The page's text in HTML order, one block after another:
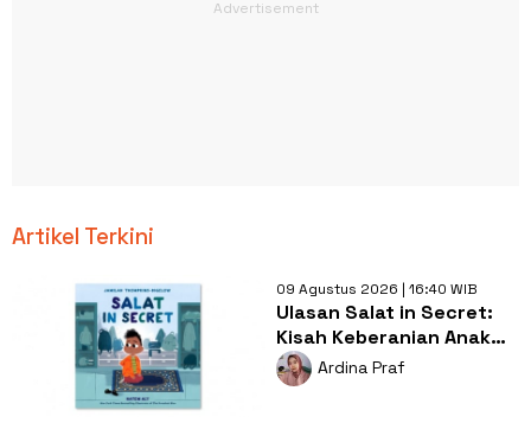
Artikel Terkini
09 Agustus 2026 | 16:40 WIB
Ulasan Salat in Secret:
Kisah Keberanian Anak
Muslim yang
Menginspirasi
Ardina Praf